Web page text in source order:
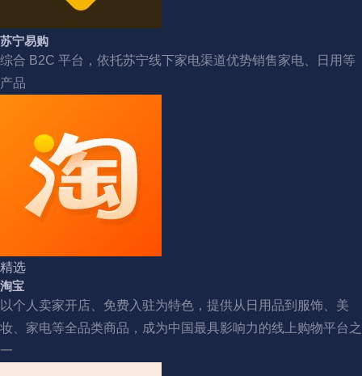
苏宁易购
综合 B2C 平台，依托苏宁线下家电渠道优势销售家电、日用等
产品
精选
淘宝
以个人卖家开店、免费入驻为特色，提供从日用品到服饰、美
妆、家电等全品类商品，成为中国最具影响力的线上购物平台之
一